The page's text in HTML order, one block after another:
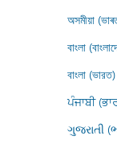
অসমীয়া
বাংলা
বাংলা (ভারত)
ਪੰਜਾਬੀ
ગુજરાતી